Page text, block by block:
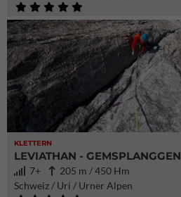
KLETTERN
LEVIATHAN - GEMSPLANGGEN
7+
205 m / 450 Hm
Schweiz / Uri / Urner Alpen